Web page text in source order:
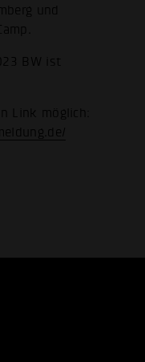
und
BW ist
Link möglich: